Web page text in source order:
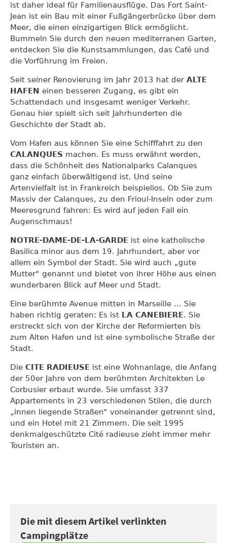
ist daher ideal für Familienausflüge. Das Fort Saint-
Jean ist ein Bau mit einer Fußgängerbrücke über dem
Meer, die einen einzigartigen Blick ermöglicht.
Bummeln Sie durch den neuen mediterranen Garten,
entdecken Sie die Kunstsammlungen, das Café und
die Vorführung im Freien.
Seit seiner Renovierung im Jahr 2013 hat der ALTE
HAFEN einen besseren Zugang, es gibt ein
Schattendach und insgesamt weniger Verkehr.
Genau hier spielt sich seit Jahrhunderten die
Geschichte der Stadt ab.
Vom Hafen aus können Sie eine Schifffahrt zu den
CALANQUES machen. Es muss erwähnt werden,
dass die Schönheit des Nationalparks Calanques
ganz einfach überwältigend ist. Und seine
Artenvielfalt ist in Frankreich beispiellos. Ob Sie zum
Massiv der Calanques, zu den Frioul-Inseln oder zum
Meeresgrund fahren: Es wird auf jeden Fall ein
Augenschmaus!
NOTRE-DAME-DE-LA-GARDE ist eine katholische
Basilica minor aus dem 19. Jahrhundert, aber vor
allem ein Symbol der Stadt. Sie wird auch „gute
Mutter“ genannt und bietet von ihrer Höhe aus einen
wunderbaren Blick auf Meer und Stadt.
Eine berühmte Avenue mitten in Marseille ... Sie
haben richtig geraten: Es ist LA CANEBIERE. Sie
erstreckt sich von der Kirche der Reformierten bis
zum Alten Hafen und ist eine symbolische Straße der
Stadt.
Die CITE RADIEUSE ist eine Wohnanlage, die Anfang
der 50er Jahre von dem berühmten Architekten Le
Corbusier erbaut wurde. Sie umfasst 337
Appartements in 23 verschiedenen Stilen, die durch
„innen liegende Straßen“ voneinander getrennt sind,
und ein Hotel mit 21 Zimmern. Die seit 1995
denkmalgeschützte Cité radieuse zieht immer mehr
Touristen an.
Die mit diesem Artikel verlinkten
Campingplätze